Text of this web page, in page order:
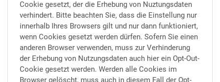
Cookie gesetzt, der die Erhebung von Nuztungsdaten
verhindert. Bitte beachten Sie, dass die Einstellung nur
innerhalb Ihres Browsers gilt und nur dann funktioniert,
wenn Cookies gesetzt werden dürfen. Sofern Sie einen
anderen Browser verwenden, muss zur Verhinderung
der Erhebung von Nutzungsdaten auch hier ein Opt-Out-
Cookie gesetzt werden. Werden alle Cookies im
Browser gelöscht, muss auch in diesem Fall der Opt-